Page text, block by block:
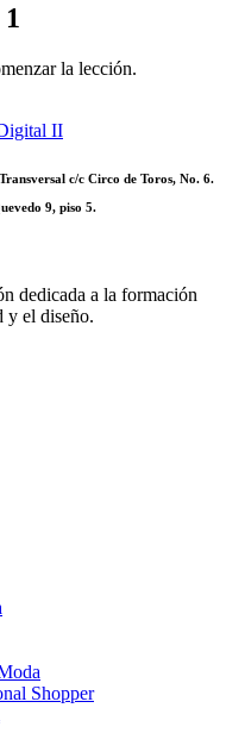
la lección.
II
c/c Circo de Toros, No. 6.
9, piso 5.
dedicada a la formación
y el diseño.
Shopper